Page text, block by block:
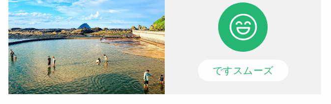
ですスムーズ